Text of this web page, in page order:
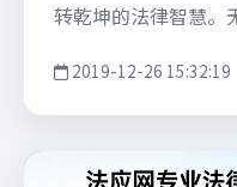
转乾坤的法律智慧。
2019-12-26 15:32:19